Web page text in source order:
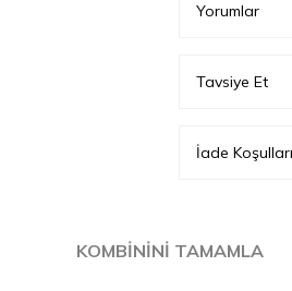
Yorumlar
Tavsiye Et
İade Koşulları
KOMBININI TAMAMLA